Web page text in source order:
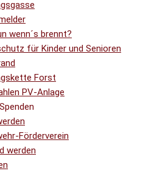
wenn´s brennt?
für Kinder und Senioren
Forst
PV-Anlage
Förderverein
werden